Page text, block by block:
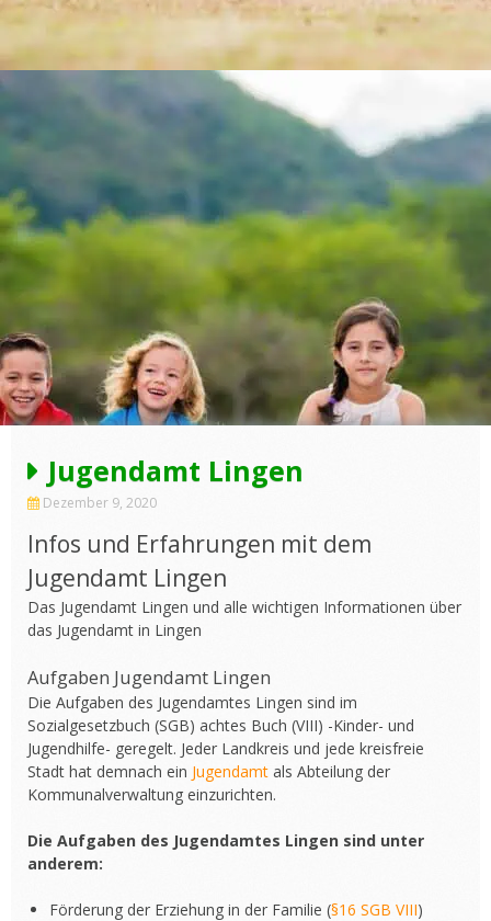
Jugendamt Lingen
Dezember 9, 2020
Infos und Erfahrungen mit dem
Jugendamt Lingen
Das Jugendamt Lingen und alle wichtigen Informationen über
das Jugendamt in Lingen
Aufgaben Jugendamt Lingen
Die Aufgaben des Jugendamtes Lingen sind im
Sozialgesetzbuch (SGB) achtes Buch (VIII) -Kinder- und
Jugendhilfe- geregelt. Jeder Landkreis und jede kreisfreie
Stadt hat demnach ein Jugendamt als Abteilung der
Kommunalverwaltung einzurichten.
Die Aufgaben des Jugendamtes Lingen sind unter
anderem:
Förderung der Erziehung in der Familie (§16 SGB VIII)